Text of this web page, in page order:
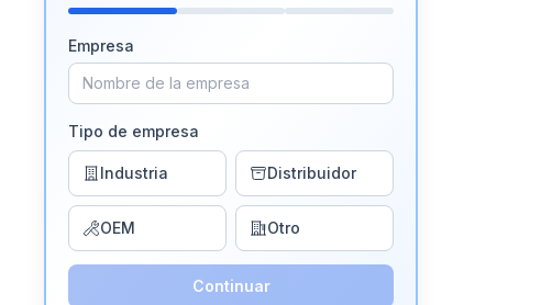
Empresa
Tipo de empresa
Industria Distribuidor
OEM Otro
Continuar